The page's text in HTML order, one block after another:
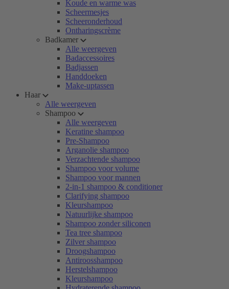
Koude en warme was
Scheermesjes
Scheeronderhoud
Ontharingscrème
Badkamer
Alle weergeven
Badaccessoires
Badjassen
Handdoeken
Make-uptassen
Haar
Alle weergeven
Shampoo
Alle weergeven
Keratine shampoo
Pre-Shampoo
Arganolie shampoo
Verzachtende shampoo
Shampoo voor volume
Shampoo voor mannen
2-in-1 shampoo & conditioner
Clarifying shampoo
Kleurshampoo
Natuurlijke shampoo
Shampoo zonder siliconen
Tea tree shampoo
Zilver shampoo
Droogshampoo
Antiroosshampoo
Herstelshampoo
Kleurshampoo